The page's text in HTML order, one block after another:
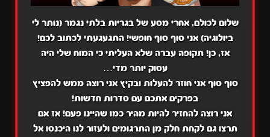
שלום לכולם, אחרי מסע של בגריות בלתי נגמר (נותר לי
ביולוגיה) אני סוף סוף חופשי! התגעגעתי לכתוב לכם!
אז, כן! תקופה עברה שלא העליתי כי המוח שלי היה
עסוק יותר מדי…
סוף סוף אני חוזר להעלות ובקיץ אני רוצה ממש להפציץ
בפרקים אתכם עם סדרות חדשות!
אני רוצה להחזיר להיות מהיר כמו שהיינו פעם! אז אם
תרצו גם לקחת חלק מן התרגומים ולעזור לנו היכנסו אל